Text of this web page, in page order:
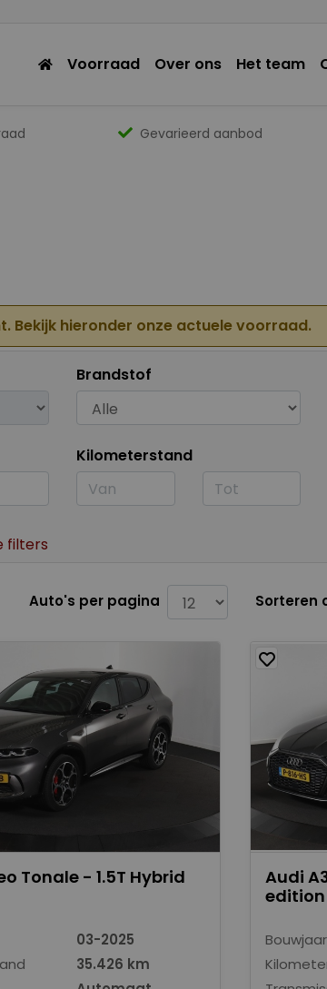
Voorraad Over ons Het team
Gevarieerd aanbod
Bekijk hieronder onze actuele voorraad.
Brandstof
Kilometerstand
filters
Auto's per pagina Sorteren
Tonale - 1.5T Hybrid
03-2025
35.426 km
Audi
Bouwjaar